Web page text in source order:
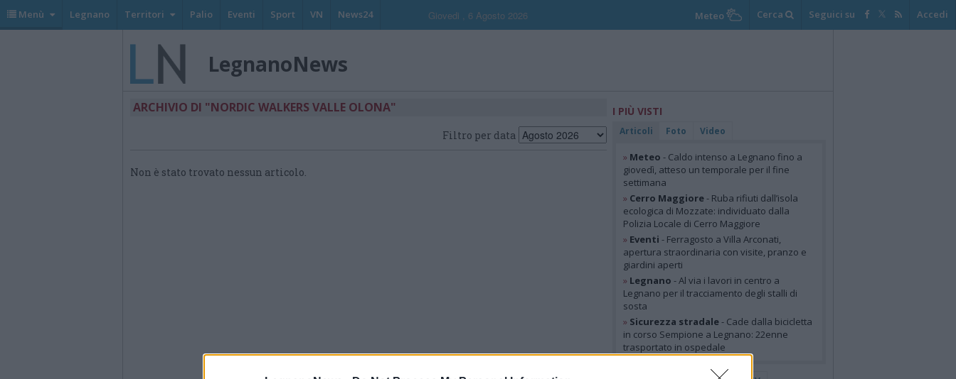
Menù Legnano Territori Palio Eventi Sport VN News24 Giovedi , 6 Agosto 2026 Meteo Cerca Seguici su Accedi
LegnanoNews
ARCHIVIO DI "NORDIC WALKERS VALLE OLONA"
Filtro per data
Non è stato trovato nessun articolo.
I PIÙ VISTI
Articoli Foto Video
» Meteo - Caldo intenso a Legnano fino a
giovedì, atteso un temporale per il fine
settimana
» Cerro Maggiore- Ruba rifiuti dall’isola
ecologica di Mozzate: individuato dalla
Polizia Locale di Cerro Maggiore
» Eventi - Ferragosto a Villa Arconati,
apertura straordinaria con visite, pranzo e
giardini aperti
» Legnano - Al via i lavori in centro a
Legnano per il tracciamento degli stalli di
sosta
» Sicurezza stradale- Cade dalla bicicletta
in corso Sempione a Legnano: 22enne
trasportato in ospedale